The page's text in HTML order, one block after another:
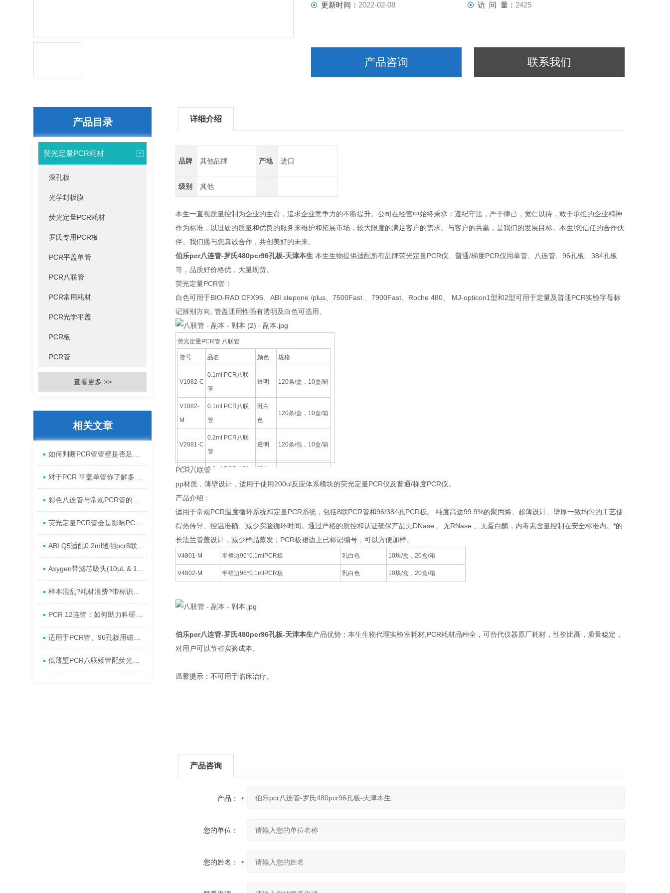
更新时间： 2022-02-08 访 问 量： 2425
产品咨询 联系我们
产品目录
荧光定量PCR耗材
深孔板
光学封板膜
荧光定量PCR耗材
罗氏专用PCR板
PCR平盖单管
PCR八联管
PCR常用耗材
PCR光学平盖
PCR板
PCR管
查看更多 >>
相关文章
详细介绍
品牌 其他品牌 产地 进口
级别 其他
本生一直视质量控制为企业的生命，追求企业竞争力的不断提升。公司在经营中始终秉承：遵纪守法，严于律己，宽仁以待，敢于承担的企业精神
作为标准，以过硬的质量和优良的服务来维护和拓展市场，较大限度的满足客户的需求。与客户的共赢，是我们的发展目标。本生!您信任的合作伙
伴。我们愿与您真诚合作，共创美好的未来。
伯乐pcr八连管-罗氏480pcr96孔板-天津本生 本生生物提供适配所有品牌荧光定量PCR仪、普通/梯度PCR仪用单管、八连管、96孔板、384孔板
等，品质好价格优，大量现货。
荧光定量PCR管：
白色可用于BIO-RAD CFX96、ABI stepone /plus、7500Fast 、7900Fast、Roche 480、 MJ-opticon1型和2型可用于定量及普通PCR实验字母标
记辨别方向, 管盖通用性强有透明及白色可选用。
荧光定量PCR管 八联管
货号 品名 颜色 规格
V1082-C
0.1ml PCR八联
管
透明 120条/盒，10盒/箱
V1082-
M
0.1ml PCR八联
管
乳白
色
120条/盒，10盒/箱
V2081-C
0.2ml PCR八联
管
透明 120条/包，10盒/箱
V2081-
M
0.2ml PCR八联
管
乳白
色
PCR八联管
pp材质，薄壁设计，适用于使用200ul反应体系模块的荧光定量PCR仪及普通/梯度PCR仪。
产品介绍：
适用于常规PCR温度循环系统和定量PCR系统，包括8联PCR管和96/384孔PCR板。 纯度高达99.9%的聚丙烯、超薄设计、壁厚一致均匀的工艺使
得热传导、控温准确、减少实验循环时间。通过严格的质控和认证确保产品无DNase 、无RNase 、无蛋白酶，内毒素含量控制在安全标准内。*的
长法兰管盖设计，减少样品蒸发；PCR板裙边上已标记编号，可以方便加样。
V4801-M 半裙边96*0.1mlPCR板 乳白色 10块/盒，20盒/箱
V4802-M 半裙边96*0.1mlPCR板 乳白色 10块/盒，20盒/箱
伯乐pcr八连管-罗氏480pcr96孔板-天津本生产品优势：本生生物代理实验室耗材,PCR耗材品种全，可替代仪器原厂耗材，性价比高，质量稳定，
对用户可以节省实验成本。
温馨提示：不可用于临床治疗。
产品咨询
产品：
您的单位：
您的姓名：